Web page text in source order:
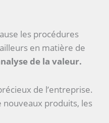
les procédures
en matière de
de la valeur.
de l’entreprise.
nouveaux produits, les